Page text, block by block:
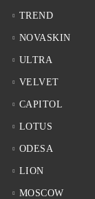
TREND
NOVASKIN
ULTRA
VELVET
CAPITOL
LOTUS
ODESA
LION
MOSCOW